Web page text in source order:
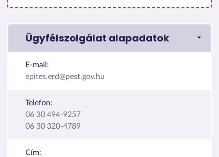
Ügyfélszolgálat alapadatok
E-mail:
epites.erd@pest.gov.hu
Telefon:
06 30 494-9257
06 30 320-4789
Cím: